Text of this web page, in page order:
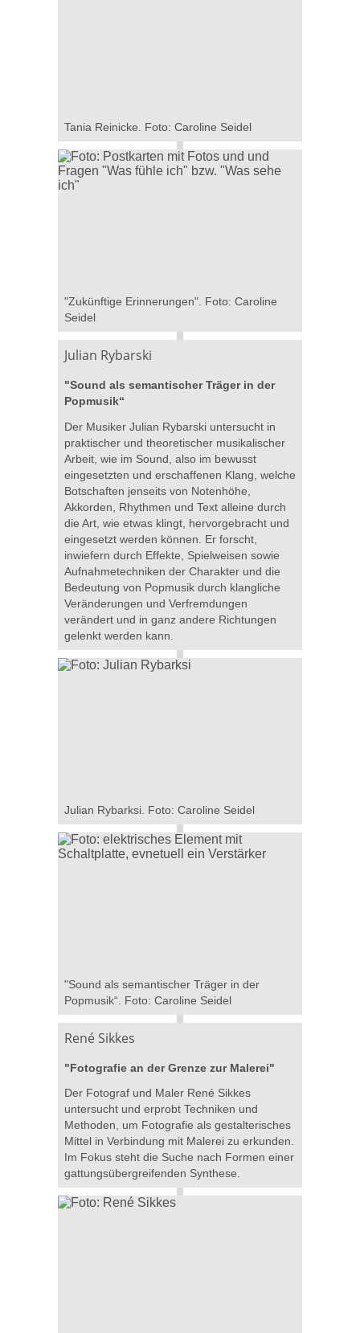
Tania Reinicke. Foto: Caroline Seidel
"Zukünftige Erinnerungen". Foto: Caroline
Seidel
Julian Rybarski
"Sound als semantischer Träger in der
Popmusik“
Der Musiker Julian Rybarski untersucht in
praktischer und theoretischer musikalischer
Arbeit, wie im Sound, also im bewusst
eingesetzten und erschaffenen Klang, welche
Botschaften jenseits von Notenhöhe,
Akkorden, Rhythmen und Text alleine durch
die Art, wie etwas klingt, hervorgebracht und
eingesetzt werden können. Er forscht,
inwiefern durch Effekte, Spielweisen sowie
Aufnahmetechniken der Charakter und die
Bedeutung von Popmusik durch klangliche
Veränderungen und Verfremdungen
verändert und in ganz andere Richtungen
gelenkt werden kann.
Julian Rybarksi. Foto: Caroline Seidel
"Sound als semantischer Träger in der
Popmusik“. Foto: Caroline Seidel
René Sikkes
"Fotografie an der Grenze zur Malerei"
Der Fotograf und Maler René Sikkes
untersucht und erprobt Techniken und
Methoden, um Fotografie als gestalterisches
Mittel in Verbindung mit Malerei zu erkunden.
Im Fokus steht die Suche nach Formen einer
gattungsübergreifenden Synthese.